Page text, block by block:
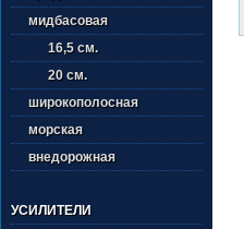
мидбасовая
16,5 см.
20 см.
широкополосная
морская
внедорожная
УСИЛИТЕЛИ